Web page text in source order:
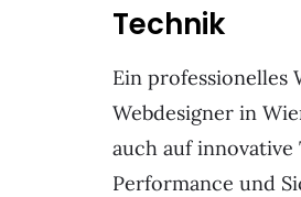
Technik
Ein professionelles
Webdesigner in
auch auf
Performance und